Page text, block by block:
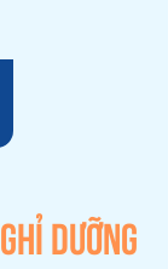
DƯỠNG